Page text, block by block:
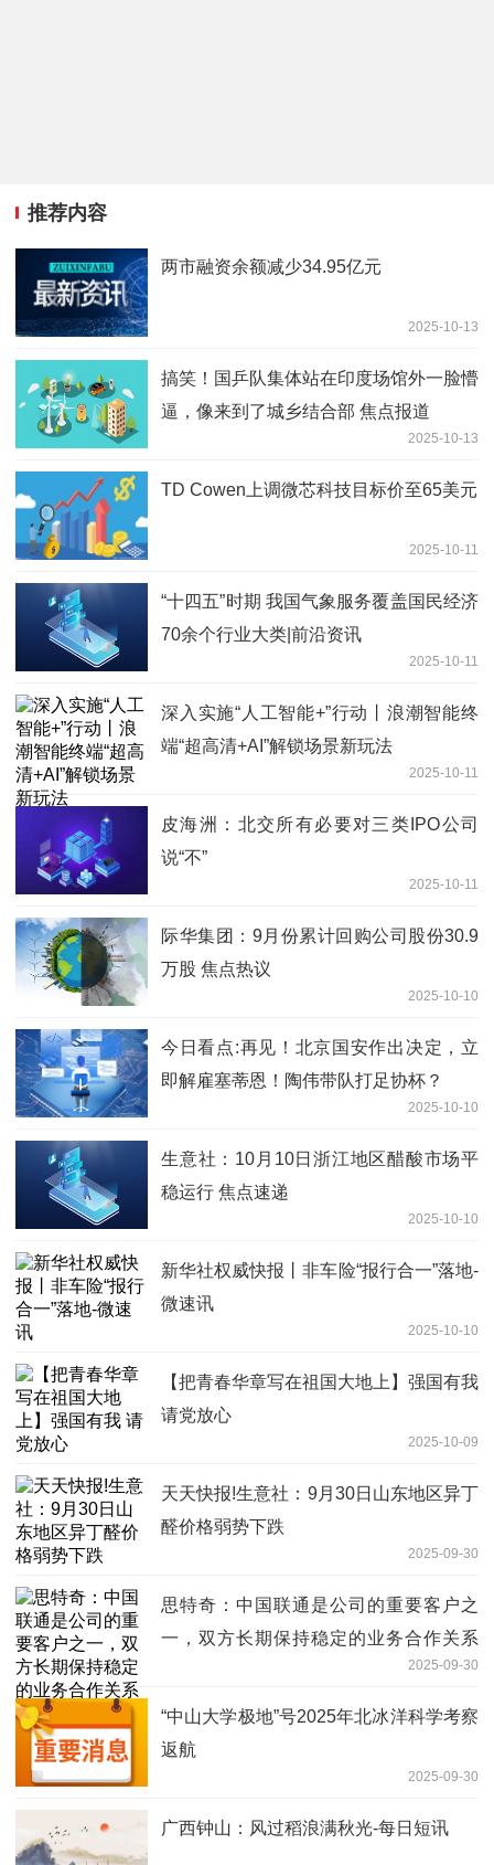
推荐内容
两市融资余额减少34.95亿元
2025-10-13
搞笑！国乒队集体站在印度场馆外一脸懵
逼，像来到了城乡结合部 焦点报道
2025-10-13
TD Cowen上调微芯科技目标价至65美元
2025-10-11
“十四五”时期 我国气象服务覆盖国民经济
70余个行业大类|前沿资讯
2025-10-11
深入实施“人工智能+”行动丨浪潮智能终
端“超高清+AI”解锁场景新玩法
2025-10-11
皮海洲：北交所有必要对三类IPO公司
说“不”
2025-10-11
际华集团：9月份累计回购公司股份30.9
万股 焦点热议
2025-10-10
今日看点:再见！北京国安作出决定，立
即解雇塞蒂恩！陶伟带队打足协杯？
2025-10-10
生意社：10月10日浙江地区醋酸市场平
稳运行 焦点速递
2025-10-10
新华社权威快报丨非车险“报行合一”落地-
微速讯
2025-10-10
【把青春华章写在祖国大地上】强国有我
请党放心
2025-10-09
天天快报!生意社：9月30日山东地区异丁
醛价格弱势下跌
2025-09-30
思特奇：中国联通是公司的重要客户之
一，双方长期保持稳定的业务合作关系
2025-09-30
“中山大学极地”号2025年北冰洋科学考察
返航
2025-09-30
广西钟山：风过稻浪满秋光-每日短讯